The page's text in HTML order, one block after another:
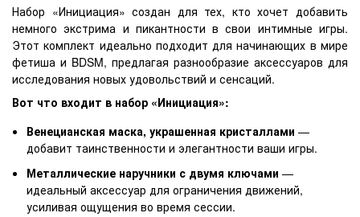
Набор «Инициация» создан для тех, кто хочет добавить
немного экстрима и пикантности в свои интимные игры.
Этот комплект идеально подходит для начинающих в мире
фетиша и BDSM, предлагая разнообразие аксессуаров для
исследования новых удовольствий и сенсаций.
Вот что входит в набор «Инициация»:
Венецианская маска, украшенная кристаллами —
добавит таинственности и элегантности ваши игры.
Металлические наручники с двумя ключами —
идеальный аксессуар для ограничения движений,
усиливая ощущения во время сессии.